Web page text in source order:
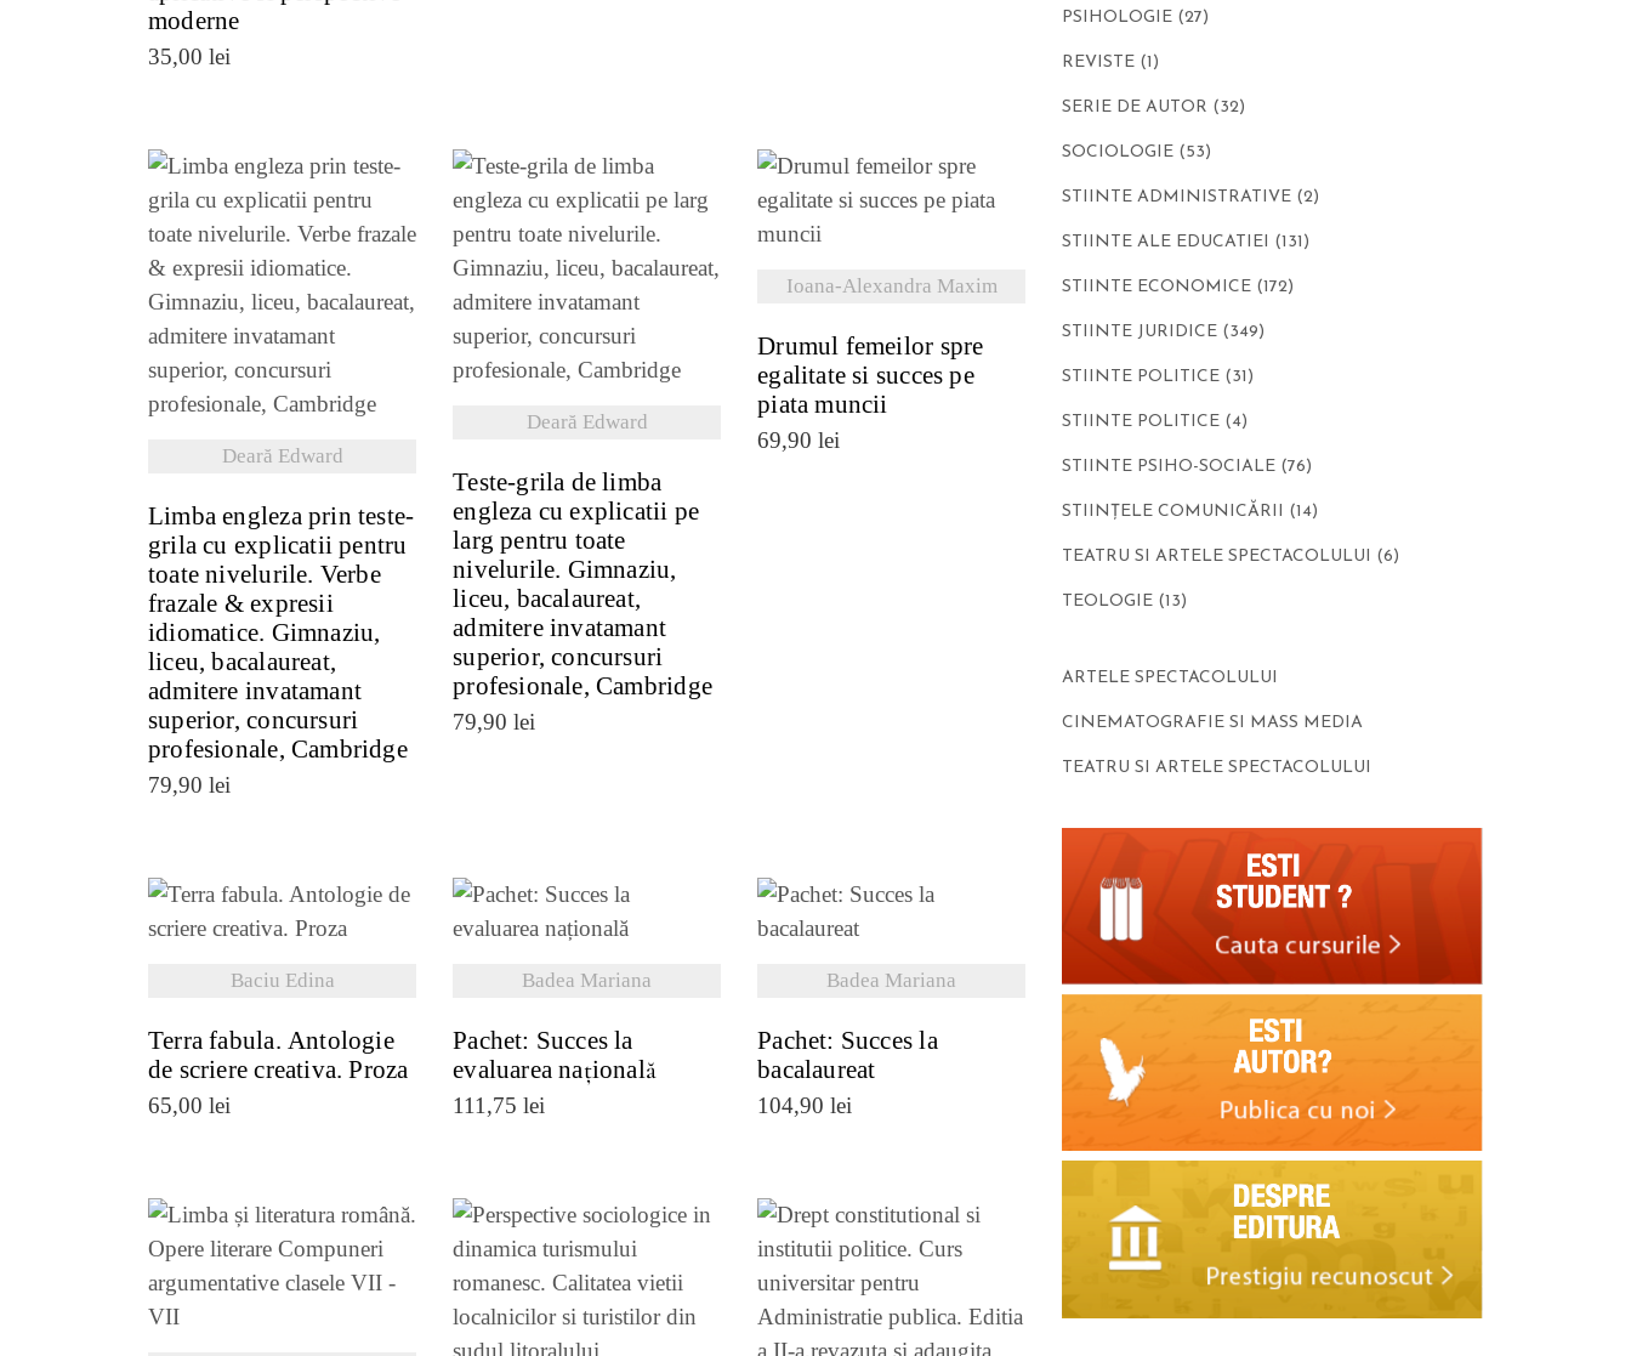
mοdеrnе
35,00 lei
Deară Edward
VEZI DETALII
Limba engleza prin teste-
grila cu explicatii pentru
toate nivelurile. Verbe
frazale & expresii
idiomatice. Gimnaziu,
liceu, bacalaureat,
admitere invatamant
superior, concursuri
profesionale, Cambridge
79,90 lei
Deară Edward
VEZI DETALII
Teste-grila de limba
engleza cu explicatii pe
larg pentru toate
nivelurile. Gimnaziu,
liceu, bacalaureat,
admitere invatamant
superior, concursuri
profesionale, Cambridge
79,90lei
Ioana-Alexandra Maxim
VEZI DETALII
Drumul femeilor spre
egalitate si succes pe
piata muncii
69,90lei
Baciu Edina
VEZI DETALII
Terra fabula. Antologie
de scriere creativa. Proza
65,00 lei
Badea Mariana
VEZI DETALII
Pachet: Succes la
evaluarea națională
111,75lei
Badea Mariana
VEZI DETALII
Pachet: Succes la
bacalaureat
104,90lei
VEZI DETALII
VEZI DETALII VEZI DETALII
PSIHOLOGIE (27)
REVISTE (1)
SERIE DE AUTOR (32)
SOCIOLOGIE (53)
STIINTE ADMINISTRATIVE (2)
STIINTE ALE EDUCATIEI (131)
STIINTE ECONOMICE (172)
STIINTE JURIDICE (349)
STIINTE POLITICE (31)
STIINTE POLITICE (4)
STIINTE PSIHO-SOCIALE (76)
STIINȚELE COMUNICĂRII (14)
TEATRU SI ARTELE SPECTACOLULUI (6)
TEOLOGIE (13)
ARTELE SPECTACOLULUI
CINEMATOGRAFIE SI MASS MEDIA
TEATRU SI ARTELE SPECTACOLULUI